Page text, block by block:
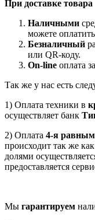
При доставке товара
Наличными
можете
Безналичный
или QR-коду.
On-line оплата
Так же у нас есть
1) Оплата техники в
осуществляет банк
2) Оплата 4-я
происходит так же
долями
предоставляется
Мы гарантируем